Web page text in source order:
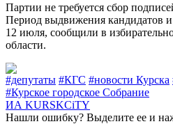
Партии не требуется сбор
Период выдвижения кандидатов
12 июля, сообщили в
области.
#депутаты #КГС #новости Курска
#Курское городское Собрание
ИА KURSKCiTY
Нашли ошибку? Выделите ее и